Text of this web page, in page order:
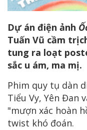
Dự án điện ảnh
Tuấn Vũ cầm
tung ra loạt
sắc u ám, ma mị.
Phim quy tụ dàn
Tiểu Vy, Yên Đan
"mượn xác hoàn
twist khó đoán.